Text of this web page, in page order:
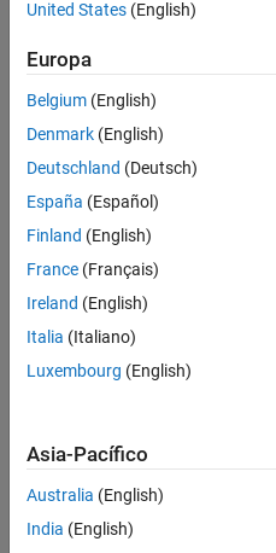
United States (English)
Europa
Belgium (English)
Denmark (English)
Deutschland (Deutsch)
España (Español)
Finland (English)
France (Français)
Ireland (English)
Italia (Italiano)
Luxembourg (English)
Asia-Pacífico
Australia (English)
India (English)
Centro de confianza
Marcas
Política de privacidad
Información de contacto
© 1994-2026 The MathWorks,